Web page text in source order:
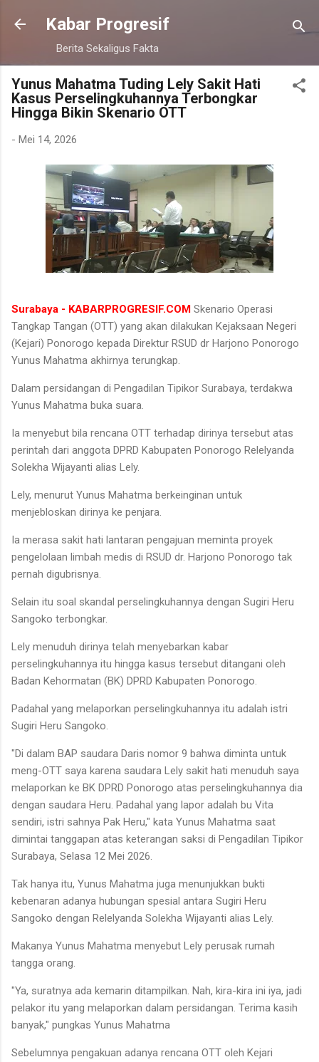
Langsung ke konten utama
Kabar Progresif
Berita Sekaligus Fakta
Yunus Mahatma Tuding Lely Sakit Hati
Kasus Perselingkuhannya Terbongkar
Hingga Bikin Skenario OTT
- Mei 14, 2026
Surabaya - KABARPROGRESIF.COM Skenario Operasi
Tangkap Tangan (OTT) yang akan dilakukan Kejaksaan Negeri
(Kejari) Ponorogo kepada Direktur RSUD dr Harjono Ponorogo
Yunus Mahatma akhirnya terungkap.
Dalam persidangan di Pengadilan Tipikor Surabaya, terdakwa
Yunus Mahatma buka suara.
Ia menyebut bila rencana OTT terhadap dirinya tersebut atas
perintah dari anggota DPRD Kabupaten Ponorogo Relelyanda
Solekha Wijayanti alias Lely.
Lely, menurut Yunus Mahatma berkeinginan untuk
menjebloskan dirinya ke penjara.
Ia merasa sakit hati lantaran pengajuan meminta proyek
pengelolaan limbah medis di RSUD dr. Harjono Ponorogo tak
pernah digubrisnya.
Selain itu soal skandal perselingkuhannya dengan Sugiri Heru
Sangoko terbongkar.
Lely menuduh dirinya telah menyebarkan kabar
perselingkuhannya itu hingga kasus tersebut ditangani oleh
Badan Kehormatan (BK) DPRD Kabupaten Ponorogo.
Padahal yang melaporkan perselingkuhannya itu adalah istri
Sugiri Heru Sangoko.
"Di dalam BAP saudara Daris nomor 9 bahwa diminta untuk
meng-OTT saya karena saudara Lely sakit hati menuduh saya
melaporkan ke BK DPRD Ponorogo atas perselingkuhannya dia
dengan saudara Heru. Padahal yang lapor adalah bu Vita
sendiri, istri sahnya Pak Heru," kata Yunus Mahatma saat
dimintai tanggapan atas keterangan saksi di Pengadilan Tipikor
Surabaya, Selasa 12 Mei 2026.
Tak hanya itu, Yunus Mahatma juga menunjukkan bukti
kebenaran adanya hubungan spesial antara Sugiri Heru
Sangoko dengan Relelyanda Solekha Wijayanti alias Lely.
Makanya Yunus Mahatma menyebut Lely perusak rumah
tangga orang.
"Ya, suratnya ada kemarin ditampilkan. Nah, kira-kira ini iya, jadi
pelakor itu yang melaporkan dalam persidangan. Terima kasih
banyak," pungkas Yunus Mahatma
Sebelumnya pengakuan adanya rencana OTT oleh Kejari